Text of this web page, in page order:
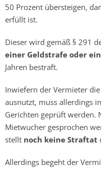
50 Prozent übersteigen,
erfüllt ist.
Dieser wird gemäß § 291
einer Geldstrafe oder
Jahren bestraft.
Inwiefern der Vermieter
ausnutzt, muss allerdings
Gerichten geprüft werden.
Mietwucher gesprochen
stellt noch keine Straftat
Allerdings begeht der